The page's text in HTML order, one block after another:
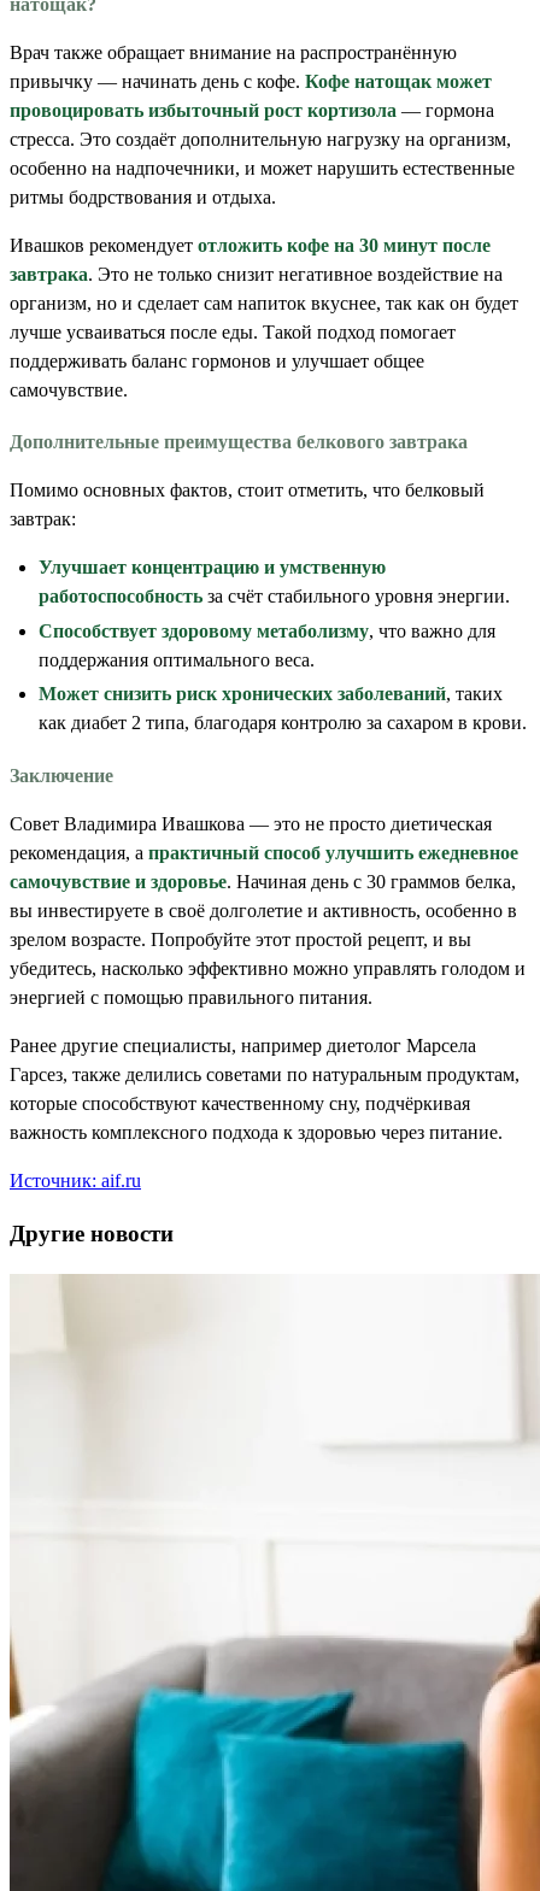
Врач также обращает внимание на распространённую
привычку — начинать день с кофе. Кофе натощак может
провоцировать избыточный рост кортизола — гормона
стресса. Это создаёт дополнительную нагрузку на организм,
особенно на надпочечники, и может нарушить естественные
ритмы бодрствования и отдыха.
Ивашков рекомендует отложить кофе на 30 минут после
завтрака. Это не только снизит негативное воздействие на
организм, но и сделает сам напиток вкуснее, так как он будет
лучше усваиваться после еды. Такой подход помогает
поддерживать баланс гормонов и улучшает общее
самочувствие.
Дополнительные преимущества белкового завтрака
Помимо основных фактов, стоит отметить, что белковый
завтрак:
Улучшает концентрацию и умственную
работоспособность за счёт стабильного уровня энергии.
Способствует здоровому метаболизму, что важно для
поддержания оптимального веса.
Может снизить риск хронических заболеваний, таких
как диабет 2 типа, благодаря контролю за сахаром в крови.
Заключение
Совет Владимира Ивашкова — это не просто диетическая
рекомендация, а практичный способ улучшить ежедневное
самочувствие и здоровье. Начиная день с 30 граммов белка,
вы инвестируете в своё долголетие и активность, особенно в
зрелом возрасте. Попробуйте этот простой рецепт, и вы
убедитесь, насколько эффективно можно управлять голодом и
энергией с помощью правильного питания.
Ранее другие специалисты, например диетолог Марсела
Гарсез, также делились советами по натуральным продуктам,
которые способствуют качественному сну, подчёркивая
важность комплексного подхода к здоровью через питание.
Источник: aif.ru
Другие новости